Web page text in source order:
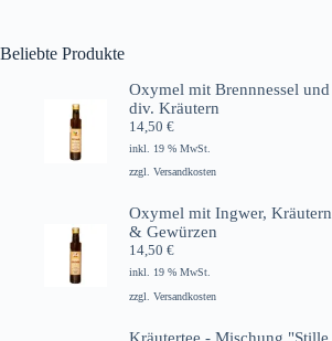
Beliebte Produkte
Oxymel mit Brennnessel und
div. Kräutern
14,50€
inkl. 19 % MwSt.
zzgl.Versandkosten
Oxymel mit Ingwer, Kräutern
& Gewürzen
14,50€
inkl. 19 % MwSt.
zzgl.Versandkosten
Kräutertee - Mischung "Stille